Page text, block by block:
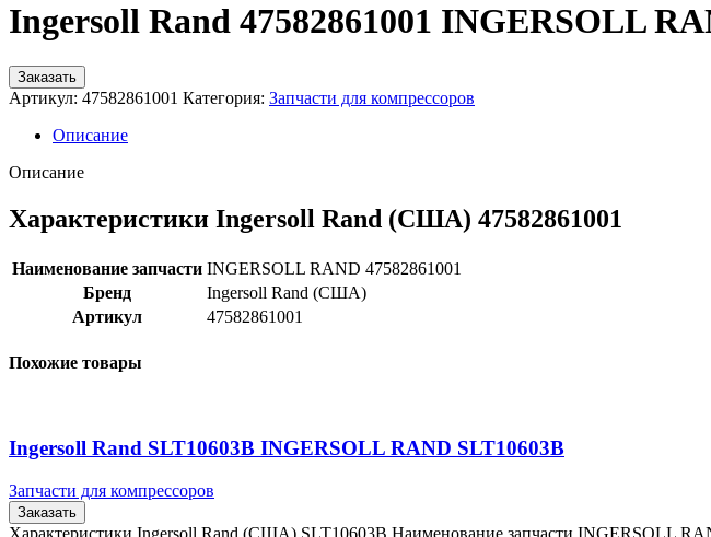
Ingersoll Rand 47582861001 INGERSOLL
Заказать
Артикул: 47582861001 Категория: Запчасти для компрессоров
Описание
Описание
Характеристики Ingersoll Rand (США) 47582861001
Наименование запчасти INGERSOLL RAND 47582861001
Бренд
Ingersoll Rand (США)
Артикул
47582861001
Похожие товары
Ingersoll Rand SLT10603B INGERSOLL RAND SLT10603B
Запчасти для компрессоров
Заказать
Характеристики Ingersoll Rand (США) SLT10603B Наименование запчасти INGERSOLL